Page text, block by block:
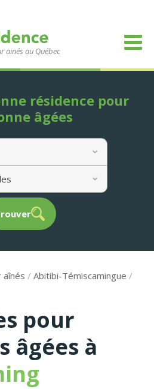
ainés au Québec
résidence pour
âgées
aînés / Abitibi-Témiscamingue /
pour
âgées à